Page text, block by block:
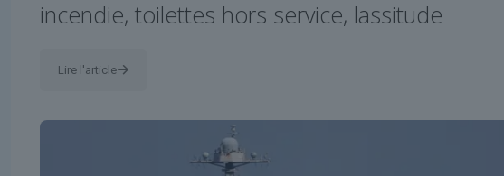
incendie, toilettes hors service, lassitude
Lire l'article